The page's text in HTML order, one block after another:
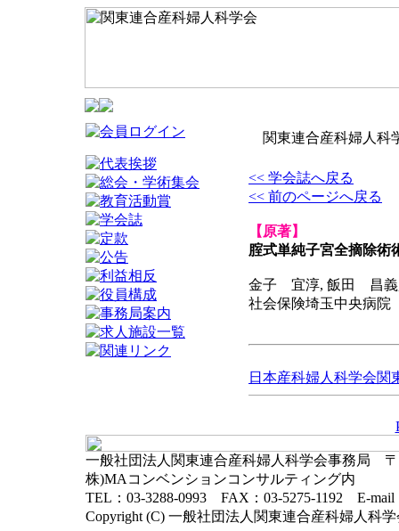
関東連合産科婦人科
<< 学会誌へ戻る
<< 前のページへ戻る
【原著】
腟式単純子宮全摘除術
金子 宜淳, 飯田 昌
社会保険埼玉中央病院
日本産科婦人科学会関
一般社団法人関東連合産科婦人科学会事務局 〒
株)MAコンベンションコンサルティング内
TEL：03-3288-0993 FAX：03-5275-1192 E-mail
Copyright (C) 一般社団法人関東連合産科婦人科